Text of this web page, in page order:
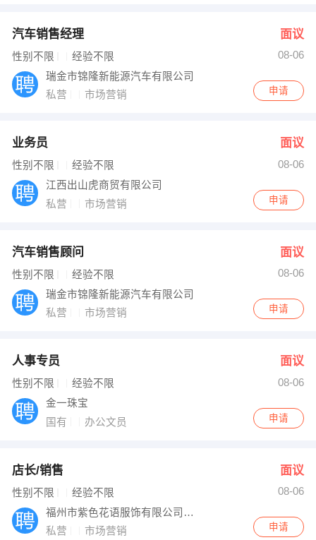
汽车销售经理 面议
性别不限 经验不限
08-06
瑞金市锦隆新能源汽车有限公司
私营
市场营销 申请
业务员 面议
性别不限 经验不限
08-06
江西出山虎商贸有限公司
私营
市场营销 申请
汽车销售顾问 面议
性别不限 经验不限
08-06
瑞金市锦隆新能源汽车有限公司
私营
市场营销 申请
人事专员 面议
性别不限 经验不限
08-06
金一珠宝
国有
办公文员 申请
店长/销售 面议
性别不限 经验不限
08-06
福州市紫色花语服饰有限公司瑞金店
私营
市场营销 申请